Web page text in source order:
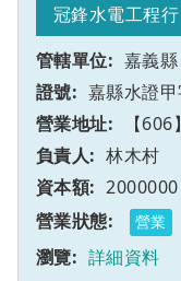
冠鋒水電工程行
嘉義縣
嘉縣水證
【
林木村
2000000
營業
詳細資料